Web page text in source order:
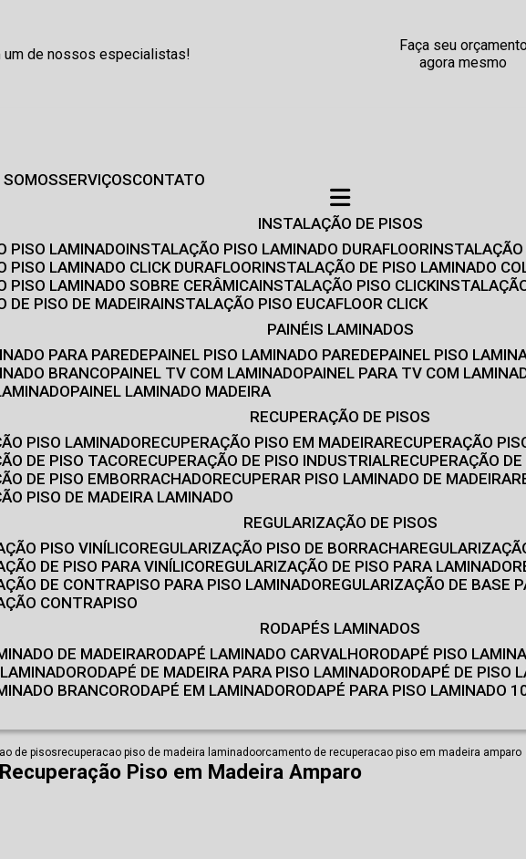
um de nossos especialistas!
Faça seu
agora mesmo
SOMOS SERVIÇOS CONTATO
INSTALAÇÃO DE PISOS
PISO LAMINADO INSTALAÇÃO PISO LAMINADO DURAFLOOR
PISO LAMINADO CLICK DURAFLOOR INSTALAÇÃO DE PISO LAMINADO
PISO LAMINADO SOBRE CERÂMICA INSTALAÇÃO PISO CLICK
DE PISO DE MADEIRA INSTALAÇÃO PISO EUCAFLOOR CLICK
PAINÉIS LAMINADOS
PARA PAREDE PAINEL PISO LAMINADO PAREDE PAINEL PISO
BRANCO PAINEL TV COM LAMINADO PAINEL PARA TV COM
PAINEL LAMINADO MADEIRA
RECUPERAÇÃO DE PISOS
PISO LAMINADO RECUPERAÇÃO PISO EM MADEIRA RECUPERAÇÃO
DE PISO TACO RECUPERAÇÃO DE PISO INDUSTRIAL RECUPERAÇÃO
DE PISO EMBORRACHADO RECUPERAR PISO LAMINADO DE MADEIRA
PISO DE MADEIRA LAMINADO
REGULARIZAÇÃO DE PISOS
PISO VINÍLICO REGULARIZAÇÃO PISO DE BORRACHA
DE PISO PARA VINÍLICO REGULARIZAÇÃO DE PISO PARA LAMINADO
DE CONTRAPISO PARA PISO LAMINADO REGULARIZAÇÃO DE BASE
CONTRAPISO
RODAPÉS LAMINADOS
DE MADEIRA RODAPÉ LAMINADO CARVALHO RODAPÉ PISO
LAMINADO RODAPÉ DE MADEIRA PARA PISO LAMINADO RODAPÉ DE PISO
BRANCO RODAPÉ EM LAMINADO RODAPÉ PARA PISO LAMINADO
de pisosrecuperacao piso de madeira laminadoorcamento de recuperacao piso em madeira amparo
Piso em Madeira Amparo